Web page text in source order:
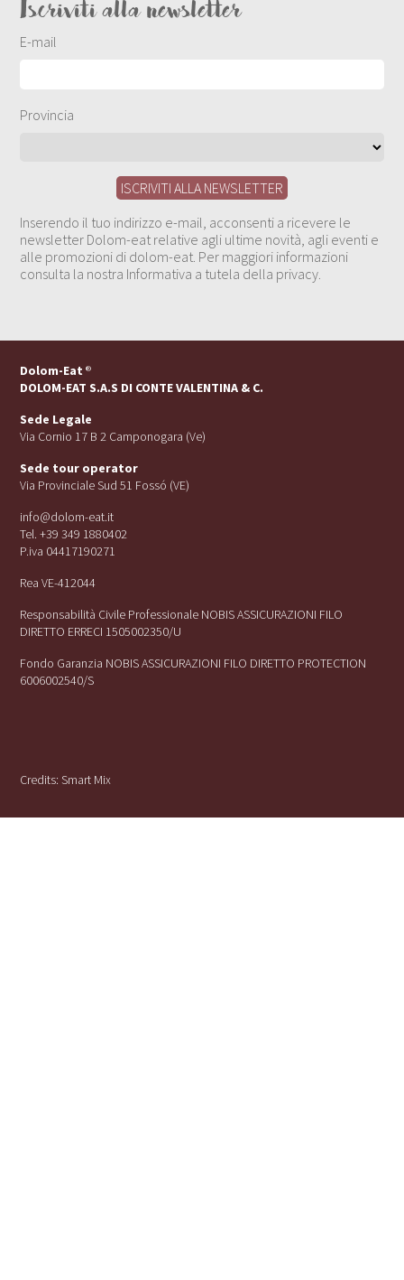
Iscriviti alla newsletter
E-mail
Provincia
Inserendo il tuo indirizzo e-mail, acconsenti a ricevere le
newsletter Dolom-eat relative agli ultime novità, agli eventi e
alle promozioni di dolom-eat. Per maggiori informazioni
consulta la nostra Informativa a tutela della privacy.
Dolom-Eat ®
DOLOM-EAT S.A.S DI CONTE VALENTINA & C.
Sede Legale
Via Cornio 17 B 2 Camponogara (Ve)
Sede tour operator
Via Provinciale Sud 51 Fossó (VE)
info@dolom-eat.it
Tel. +39 349 1880402
P.iva 04417190271
Rea VE-412044
Responsabilità Civile Professionale NOBIS ASSICURAZIONI FILO
DIRETTO ERRECI 1505002350/U
Fondo Garanzia NOBIS ASSICURAZIONI FILO DIRETTO PROTECTION
6006002540/S
Credits:Smart Mix